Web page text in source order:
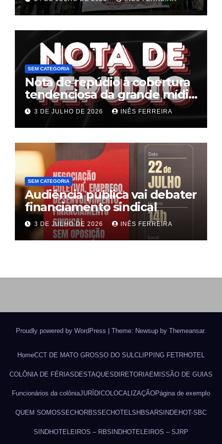
unificada para a hotelaria e
gastronomia
SEM CATEGORIA
Nota de repúdio à cobertura
tendenciosa da grande mídia
sobre o fim da escala 6×1
3 DE JULHO DE 2026 INÊS FERREIRA
SEM CATEGORIA
Audiência pública vai debater
financiamento sindical
3 DE JULHO DE 2026 INÊS FERREIRA
Proudly powered by WordPress Theme: Newsup by Themeansar.
HomeCCT DE MATO GROSSO DO SUL CLIPPING FETRHOTEL
COLÔNIA DE FÉRIASDESTAQUESDIRETORIAEMISSÃO DE GUIAS
Funcionários da colôniaJURÍDICOLOCALIZAÇÃOPágina de exemplo
QUEM SOMOSSECHORBSSECHOTELSHBSARSINDEHOT-SBC
SINDHOTELEIROS – RBSINDHOTELEIROS – SJRP